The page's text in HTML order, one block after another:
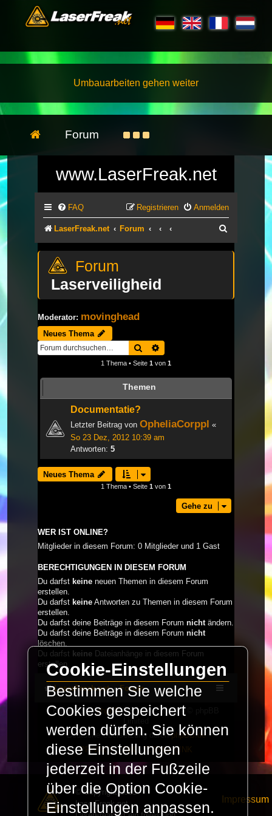
Umbauarbeiten gehen weiter
Forum
www.LaserFreak.net
FAQ Anmelden
Registrieren
LaserFreak.net Forum
Laserveiligheid
Moderator: movinghead
Neues Thema
Suche
1 Thema • Seite 1 von 1
Themen
Documentatie?
Letzter Beitrag von OpheliaCorppl «
So 23 Dez, 2012 10:39 am
Antworten: 5
Neues Thema
1 Thema • Seite 1 von 1
Gehe zu
WER IST ONLINE?
Mitglieder in diesem Forum: 0 Mitglieder und 1 Gast
BERECHTIGUNGEN IN DIESEM FORUM
Du darfst keine neuen Themen in diesem Forum
erstellen.
Du darfst keine Antworten zu Themen in diesem Forum
erstellen.
Du darfst deine Beiträge in diesem Forum nichtändern.
Du darfst deine Beiträge in diesem Forum nicht
löschen.
Du darfst keine Dateianhänge in diesem Forum
erstellen.
LaserFreak.net Forum
Powered byphpBB® Forum Software © phpBB
Limited
Deutsche Übersetzung durchphpBB.de
PRIVACY_LINK
TERMS_LINK
© Copyright 2025 -
LaserFreak.net
Impressum
Cookie-Einstellungen
Bestimmen Sie welche
Cookies gespeichert
werden dürfen. Sie können
diese Einstellungen
jederzeit in der Fußzeile
über die Option Cookie-
Einstellungen anpassen.